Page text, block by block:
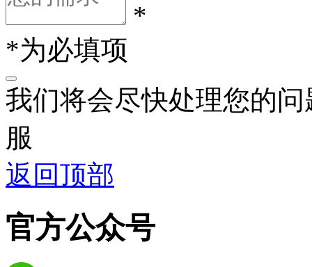
*
*为必填项
我们将会尽快处理您的
服
返回顶部
官方公众号